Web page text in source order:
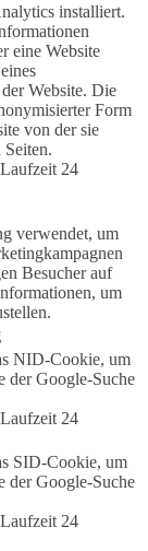
installiert.
eine Website
Website. Die
Form
von der sie
Seiten.
Laufzeit 24
verwendet, um
Besucher auf
um
NID-Cookie, um
der Google-Suche
Laufzeit 24
SID-Cookie, um
der Google-Suche
Laufzeit 24